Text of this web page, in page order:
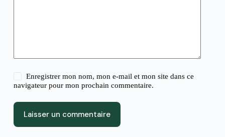
Enregistrer mon nom, mon e-mail et mon site dans ce
navigateur pour mon prochain commentaire.
Laisser un commentaire